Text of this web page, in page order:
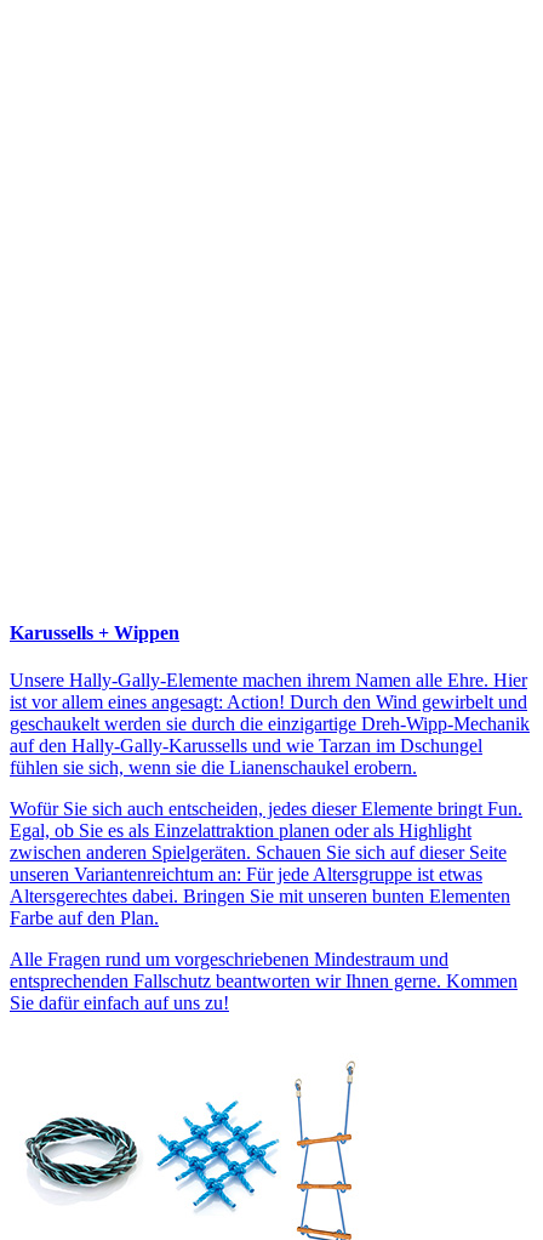
Karussells + Wippen
Unsere Hally-Gally-Elemente machen ihrem Namen alle Ehre. Hier
ist vor allem eines angesagt: Action! Durch den Wind gewirbelt und
geschaukelt werden sie durch die einzigartige Dreh-Wipp-Mechanik
auf den Hally-Gally-Karussells und wie Tarzan im Dschungel
fühlen sie sich, wenn sie die Lianenschaukel erobern.
Wofür Sie sich auch entscheiden, jedes dieser Elemente bringt Fun.
Egal, ob Sie es als Einzelattraktion planen oder als Highlight
zwischen anderen Spielgeräten. Schauen Sie sich auf dieser Seite
unseren Variantenreichtum an: Für jede Altersgruppe ist etwas
Altersgerechtes dabei. Bringen Sie mit unseren bunten Elementen
Farbe auf den Plan.
Alle Fragen rund um vorgeschriebenen Mindestraum und
entsprechenden Fallschutz beantworten wir Ihnen gerne. Kommen
Sie dafür einfach auf uns zu!